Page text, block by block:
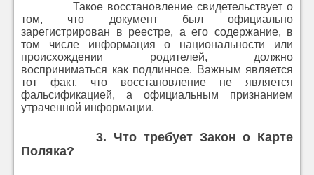
Такое восстановление свидетельствует о
том, что документ был официально
зарегистрирован в реестре, а его содержание, в
том числе информация о национальности или
происхождении родителей, должно
восприниматься как подлинное. Важным является
тот факт, что восстановление не является
фальсификацией, а официальным признанием
утраченной информации.
3. Что требует Закон о Карте
Поляка?